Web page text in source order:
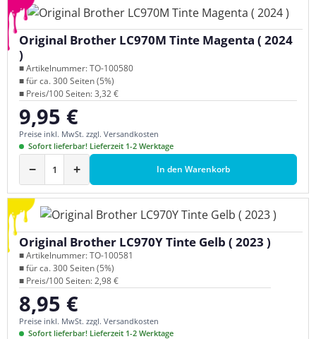
Original Brother LC970M Tinte Magenta ( 2024
)
■ Artikelnummer: TO-100580
■ für ca. 300 Seiten (5%)
■ Preis/100 Seiten: 3,32 €
Regulärer Preis:
9,95 €
Preise inkl. MwSt. zzgl. Versandkosten
Sofort lieferbar! Lieferzeit 1-2 Werktage
− + In den Warenkorb
Original Brother LC970Y Tinte Gelb ( 2023 )
■ Artikelnummer: TO-100581
■ für ca. 300 Seiten (5%)
■ Preis/100 Seiten: 2,98 €
Regulärer Preis:
8,95 €
Preise inkl. MwSt. zzgl. Versandkosten
Sofort lieferbar! Lieferzeit 1-2 Werktage